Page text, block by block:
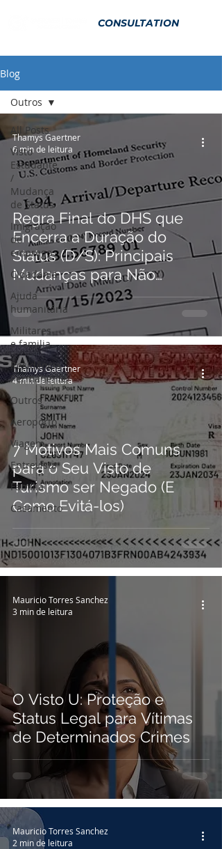
CONSULTATION
Blog
All Posts
Visto
Estudante
/
Mudança
de Status
Imigração
de
emprego
Cidadania
Ajuda
humanitária
Militares
e familia
Residência
Permanente
Outros
Aeroporto
Viagem
Entrevista
Família
Casamento
Outros
Regra Final do DHS que
Encerra a Duração do
Status (D/S): Principais
Mudanças para Não
Imigrantes F, J e I
Thamys Gaertner
6 min de leitura
7 Motivos Mais Comuns
para o Seu Visto de
Turismo ser Negado (E
Como Evitá-los)
Thamys Gaertner
4 min de leitura
O Visto U: Proteção e
Status Legal para Vítimas
de Determinados Crimes
Mauricio Torres Sanchez
3 min de leitura
Mauricio Torres Sanchez
2 min de leitura